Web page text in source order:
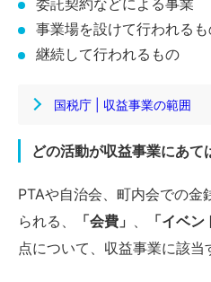
事業場を設けて行われる
継続して行われるもの
国税庁 | 収益事業の範囲
どの活動が収益事業にあて
PTAや自治会、町内会での金
られる、
「会費」 「イベ
点について、収益事業に該当